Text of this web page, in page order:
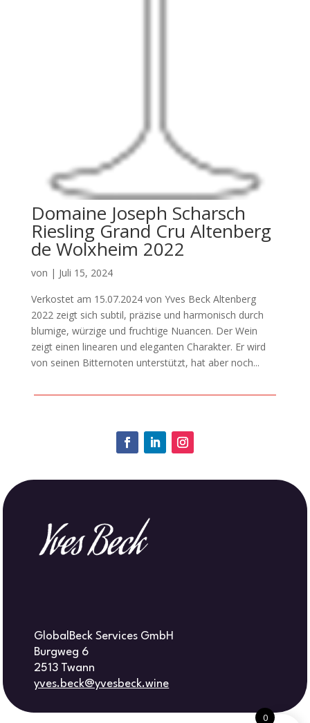
Domaine Joseph Scharsch
Riesling Grand Cru Altenberg
de Wolxheim 2022
von | Juli 15, 2024
Verkostet am 15.07.2024 von Yves Beck Altenberg
2022 zeigt sich subtil, präzise und harmonisch durch
blumige, würzige und fruchtige Nuancen. Der Wein
zeigt einen linearen und eleganten Charakter. Er wird
von seinen Bitternoten unterstützt, hat aber noch...
GlobalBeck Services GmbH
Burgweg 6
2513 Twann
yves.beck@yvesbeck.wine
0